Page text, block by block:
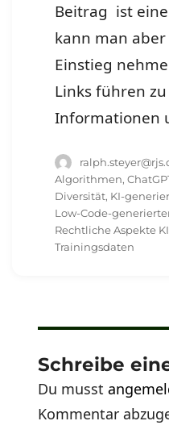
Beitrag ist
kann man
Einstieg
Links führen
Informationen
Autor
Algorithmen,
Diversität, KI-
Low-Code-
Rechtliche Aspekte KI
Trainingsdaten
Schreibe
Du musst
Kommentar